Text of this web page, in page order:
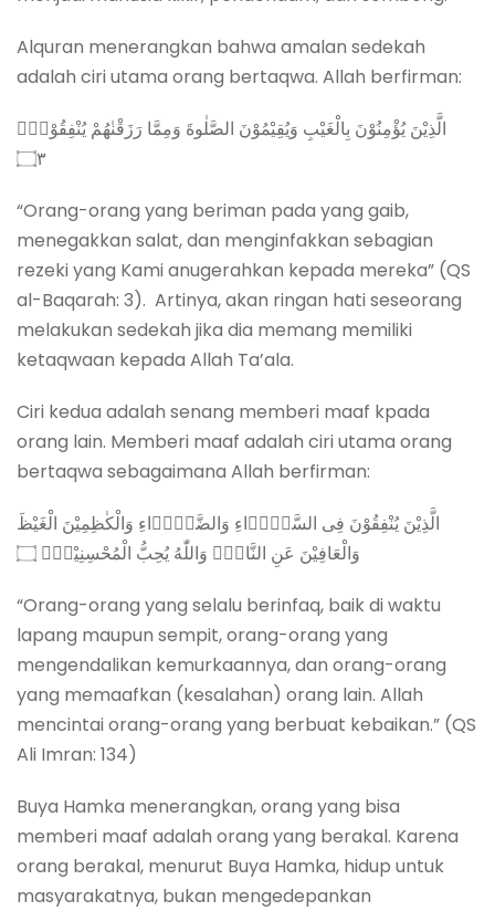
Alquran menerangkan bahwa amalan sedekah
adalah ciri utama orang bertaqwa. Allah berfirman:
الَّذِيْنَ يُؤْمِنُوْنَ بِالْغَيْبِ وَيُقِيْمُوْنَ الصَّلٰوةَ وَمِمَّا رَزَقْنٰهُمْ يُنْفِقُوْنَۙ
۝٣
“Orang-orang yang beriman pada yang gaib,
menegakkan salat, dan menginfakkan sebagian
rezeki yang Kami anugerahkan kepada mereka” (QS
al-Baqarah: 3). Artinya, akan ringan hati seseorang
melakukan sedekah jika dia memang memiliki
ketaqwaan kepada Allah Ta’ala.
Ciri kedua adalah senang memberi maaf kpada
orang lain. Memberi maaf adalah ciri utama orang
bertaqwa sebagaimana Allah berfirman:
الَّذِيْنَ يُنْفِقُوْنَ فِى السَّرَّۤاءِ وَالضَّرَّۤاءِ وَالْكٰظِمِيْنَ الْغَيْظَ
وَالْعَافِيْنَ عَنِ النَّاسِۗ وَاللّٰهُ يُحِبُّ الْمُحْسِنِيْنَۚ ۝
“Orang-orang yang selalu berinfaq, baik di waktu
lapang maupun sempit, orang-orang yang
mengendalikan kemurkaannya, dan orang-orang
yang memaafkan (kesalahan) orang lain. Allah
mencintai orang-orang yang berbuat kebaikan.” (QS
Ali Imran: 134)
Buya Hamka menerangkan, orang yang bisa
memberi maaf adalah orang yang berakal. Karena
orang berakal, menurut Buya Hamka, hidup untuk
masyarakatnya, bukan mengedepankan